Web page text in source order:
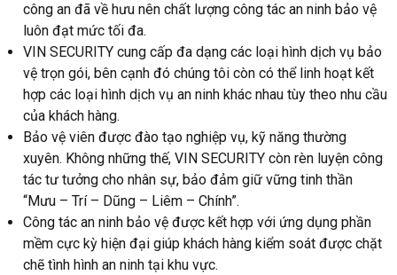
công an đã về hưu nên chất lượng công tác an ninh bảo vệ
luôn đạt mức tối đa.
VIN SECURITY cung cấp đa dạng các loại hình dịch vụ bảo
vệ trọn gói, bên cạnh đó chúng tôi còn có thể linh hoạt kết
hợp các loại hình dịch vụ an ninh khác nhau tùy theo nhu cầu
của khách hàng.
Bảo vệ viên được đào tạo nghiệp vụ, kỹ năng thường
xuyên. Không những thế, VIN SECURITY còn rèn luyện công
tác tư tưởng cho nhân sự, bảo đảm giữ vững tinh thần
“Mưu – Trí – Dũng – Liêm – Chính”.
Công tác an ninh bảo vệ được kết hợp với ứng dụng phần
mềm cực kỳ hiện đại giúp khách hàng kiểm soát được chặt
chẽ tình hình an ninh tại khu vực.